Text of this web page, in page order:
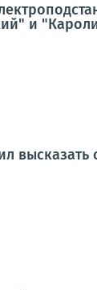
и
высказать